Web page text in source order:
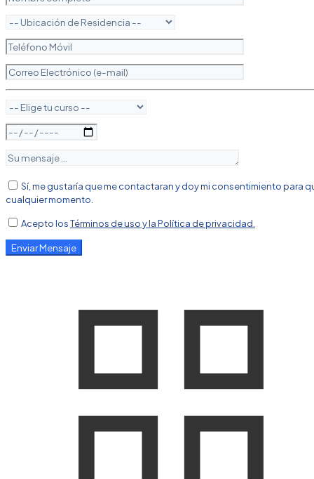
Sí, me gustaría que me contactaran y doy mi consentimiento para
cualquier momento.
Acepto losTérminos de uso y la Política de privacidad.